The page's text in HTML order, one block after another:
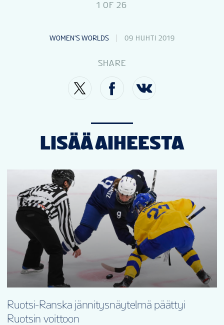
1 OF26
WOMEN'S WORLDS 09 HUHTI 2019
SHARE
LISÄÄ AIHEESTA
Ruotsi-Ranska jännitysnäytelmä päättyi
Ruotsin voittoon